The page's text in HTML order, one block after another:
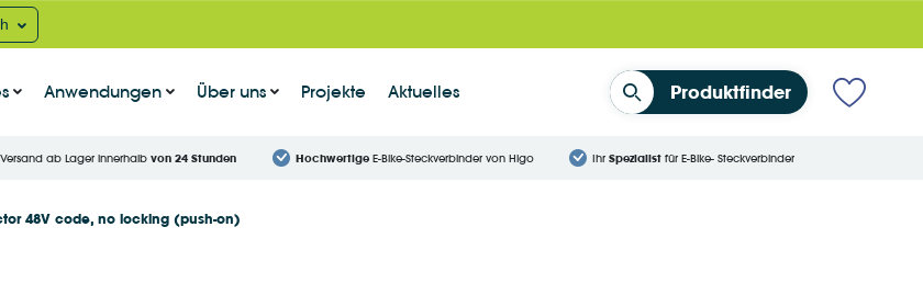
Anwendungen Über uns Projekte Aktuelles Produktfinder
Versand ab Lager innerhalbvon 24 Stunden HochwertigeE-Bike-Steckverbinder von Higo Ihr Spezialistfür E-Bike- Steckverbinder
48V code, no locking (push-on)